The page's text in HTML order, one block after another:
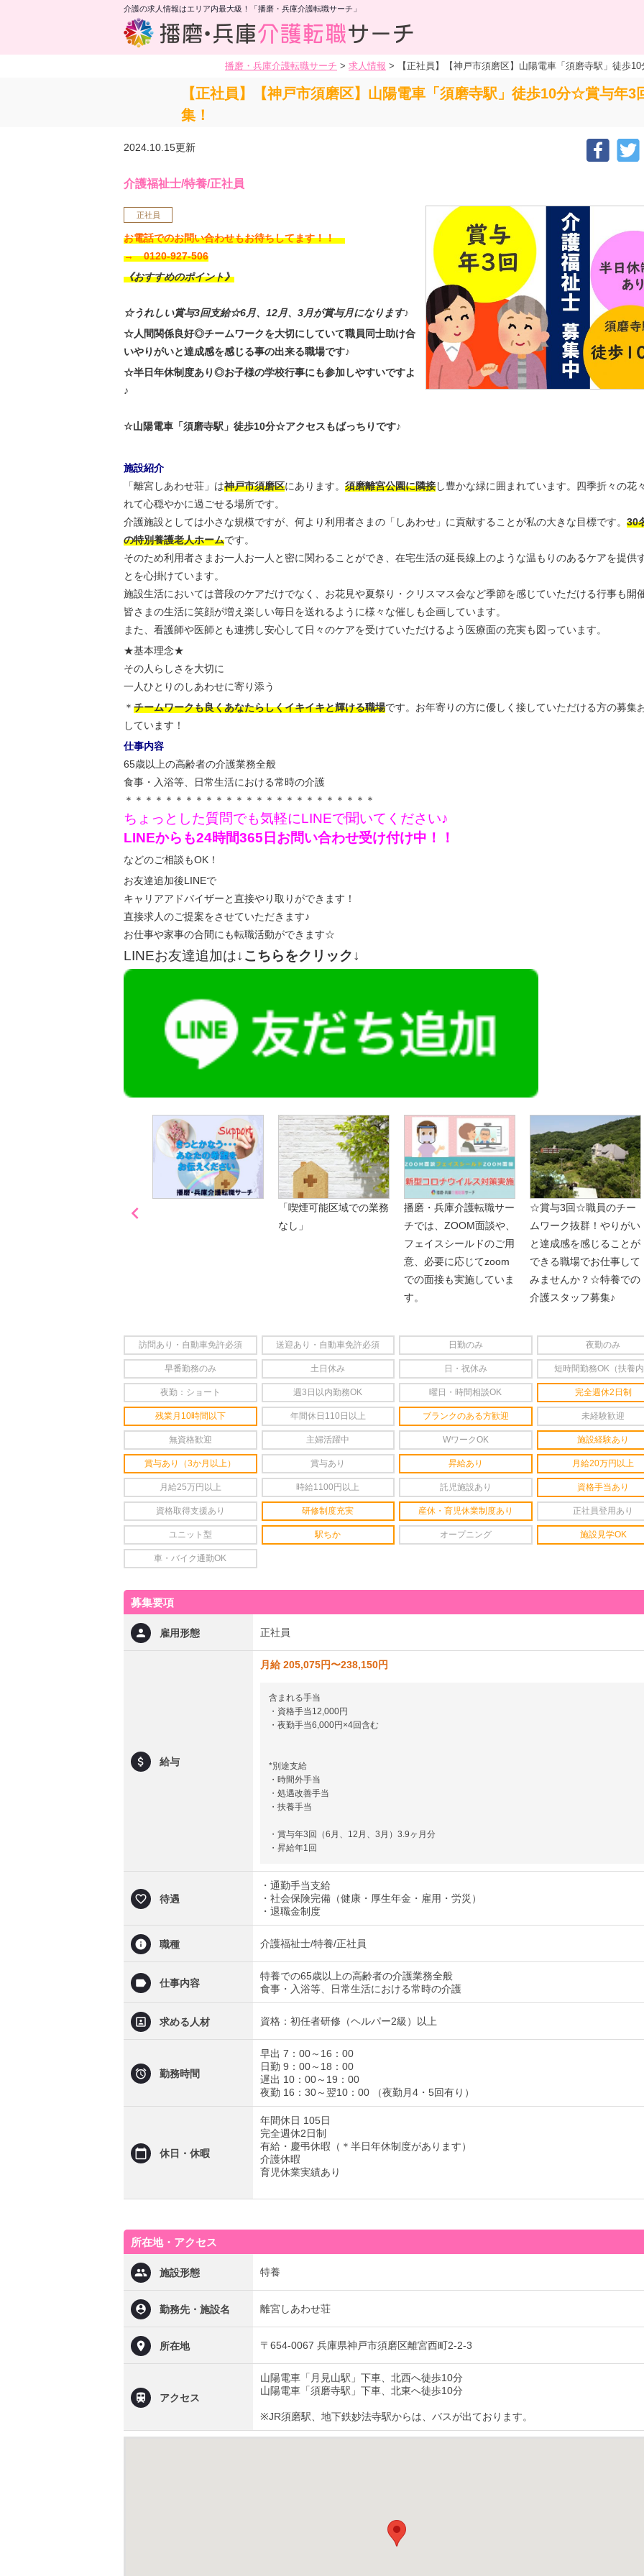
介護の求人情報はエリア内最大級！「播磨・兵庫介護転職サーチ」
播磨・兵庫介護転職サーチ > 求人情報 > 【正社員】【神戸市須磨区】山陽電車「須磨寺駅」徒
【正社員】【神戸市須磨区】山陽電車「須磨寺駅」徒歩10分☆賞与年
集！
2024.10.15更新
介護福祉士/特養/正社員
正社員
お電話でのお問い合わせもお待ちしてます！！
→ 0120-927-506
《おすすめのポイント》
☆うれしい賞与3回支給☆6月、12月、3月が賞与月になります♪
☆人間関係良好◎チームワークを大切にしていて職員同士助け合
いやりがいと達成感を感じる事の出来る職場です♪
☆半日年休制度あり◎お子様の学校行事にも参加しやすいですよ
♪
☆山陽電車「須磨寺駅」徒歩10分☆アクセスもばっちりです♪
施設紹介
「離宮しあわせ荘」は神戸市須磨区にあります。 須磨離宮公園に隣接し豊かな緑に囲まれています。四季折々の花
れて心穏やかに過ごせる場所です。
介護施設としては小さな規模ですが、何より利用者さまの「しあわせ」に貢献することが私の大きな目標です。 30
の特別養護老人ホームです。
そのため利用者さまお一人お一人と密に関わることができ、在宅生活の延長線上のような温もりのあるケアを提供
とを心掛けています。
施設生活においては普段のケアだけでなく、お花見や夏祭り・クリスマス会など季節を感じていただける行事も開
皆さまの生活に笑顔が増え楽しい毎日を送れるように様々な催しも企画しています。
また、看護師や医師とも連携し安心して日々のケアを受けていただけるよう医療面の充実も図っています。
★基本理念★
その人らしさを大切に
一人ひとりのしあわせに寄り添う
＊ チームワークも良くあなたらしくイキイキと輝ける職場です。お年寄りの方に優しく接していただける方の募集
しています！
仕事内容
65歳以上の高齢者の介護業務全般
食事・入浴等、日常生活における常時の介護
＊＊＊＊＊＊＊＊＊＊＊＊＊＊＊＊＊＊＊＊＊＊＊＊＊
ちょっとした質問でも気軽にLINEで聞いてください♪
LINEからも24時間365日お問い合わせ受け付け中！！
などのご相談もOK！
お友達追加後LINEで
キャリアアドバイザーと直接やり取りができます！
直接求人のご提案をさせていただきます♪
お仕事や家事の合間にも転職活動ができます☆
LINEお友達追加は↓こちらをクリック↓
「喫煙可能区域での業務
なし」
播磨・兵庫介護転職サー
チでは、ZOOM面談や、
フェイスシールドのご用
意、必要に応じてzoom
での面接も実施していま
す。
☆賞与3回☆職員のチー
ムワーク抜群！やりがい
と達成感を感じることが
できる職場でお仕事して
みませんか？☆特養での
介護スタッフ募集♪

訪問あり・自動車免許必須 送迎あり・自動車免許必須 日勤のみ 夜勤のみ
早番勤務のみ 土日休み 日・祝休み 短時間勤務OK（扶養
夜勤：ショート 週3日以内勤務OK 曜日・時間相談OK 完全週休2日制
残業月10時間以下 年間休日110日以上 ブランクのある方歓迎 未経験歓迎
無資格歓迎 主婦活躍中 WワークOK 施設経験あり
賞与あり（3か月以上） 賞与あり 昇給あり 月給20万円以上
月給25万円以上 時給1100円以上 託児施設あり 資格手当あり
資格取得支援あり 研修制度充実 産休・育児休業制度あり 正社員登用あり
ユニット型 駅ちか オープニング 施設見学OK
車・バイク通勤OK
募集要項
雇用形態 正社員
給与
月給 205,075円〜238,150円
含まれる手当
・資格手当12,000円
・夜勤手当6,000円×4回含む
*別途支給
・時間外手当
・処遇改善手当
・扶養手当
・賞与年3回（6月、12月、3月）3.9ヶ月分
・昇給年1回
待遇
・通勤手当支給
・社会保険完備（健康・厚生年金・雇用・労災）
・退職金制度
職種 介護福祉士/特養/正社員
仕事内容
特養での65歳以上の高齢者の介護業務全般
食事・入浴等、日常生活における常時の介護
求める人材 資格：初任者研修（ヘルパー2級）以上
勤務時間
早出 7：00～16：00
日勤 9：00～18：00
遅出 10：00～19：00
夜勤 16：30～翌10：00 （夜勤月4・5回有り）
休日・休暇
年間休日 105日
完全週休2日制
有給・慶弔休暇（＊半日年休制度があります）
介護休暇
育児休業実績あり
所在地・アクセス
施設形態 特養
勤務先・施設名 離宮しあわせ荘
所在地 〒654-0067 兵庫県神戸市須磨区離宮西町2-2-3
アクセス
山陽電車「月見山駅」下車、北西へ徒歩10分
山陽電車「須磨寺駅」下車、北東へ徒歩10分
※JR須磨駅、地下鉄妙法寺駅からは、バスが出ております。